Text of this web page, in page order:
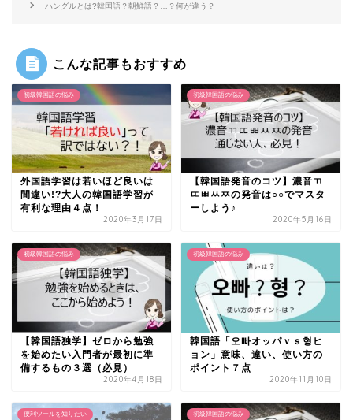
ハングルとは?韓国語？朝鮮語？…？何が違う？
こんな記事もおすすめ
初級韓国語の悩み
外国語学習は若いほど良いは
間違い!?大人の韓国語学習が
有利な理由４点！
2020年3月17日
初級韓国語の悩み
【韓国語発音のコツ】濃音ㄲ
ㄸㅃㅆㅉの発音は○○でマスタ
ーしよう♪
2020年5月16日
初級韓国語の悩み
【韓国語独学】ゼロから勉強
を始めたい入門者が最初に準
備するもの３選（必見）
2020年4月18日
初級韓国語の悩み
韓国語「오빠オッパｖｓ형ヒ
ョン」意味、違い、使い方の
ポイント７点
2020年11月10日
便利ツールを知りたい 初級韓国語の悩み